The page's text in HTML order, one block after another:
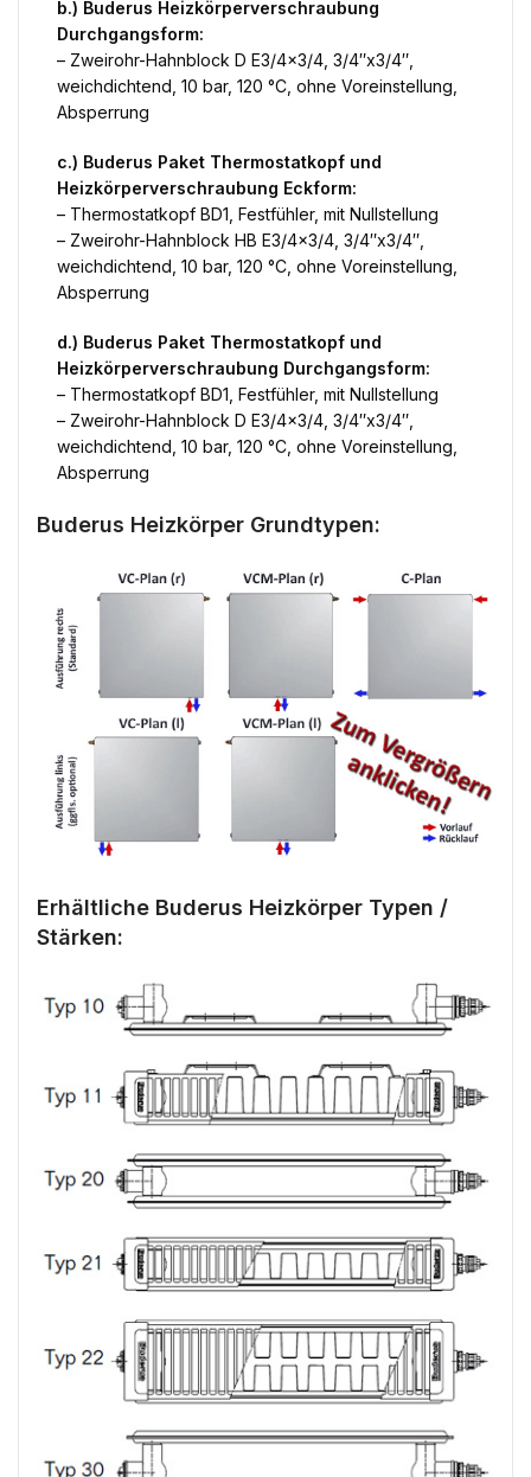
b.) Buderus Heizkörperverschraubung
Durchgangsform:
– Zweirohr-Hahnblock D E3/4×3/4, 3/4″x3/4″,
weichdichtend, 10 bar, 120 °C, ohne Voreinstellung,
Absperrung
c.) Buderus Paket Thermostatkopf und
Heizkörperverschraubung Eckform:
– Thermostatkopf BD1, Festfühler, mit Nullstellung
– Zweirohr-Hahnblock HB E3/4×3/4, 3/4″x3/4″,
weichdichtend, 10 bar, 120 °C, ohne Voreinstellung,
Absperrung
d.) Buderus Paket Thermostatkopf und
Heizkörperverschraubung Durchgangsform:
– Thermostatkopf BD1, Festfühler, mit Nullstellung
– Zweirohr-Hahnblock D E3/4×3/4, 3/4″x3/4″,
weichdichtend, 10 bar, 120 °C, ohne Voreinstellung,
Absperrung
Buderus Heizkörper Grundtypen:
Erhältliche Buderus Heizkörper Typen /
Stärken: